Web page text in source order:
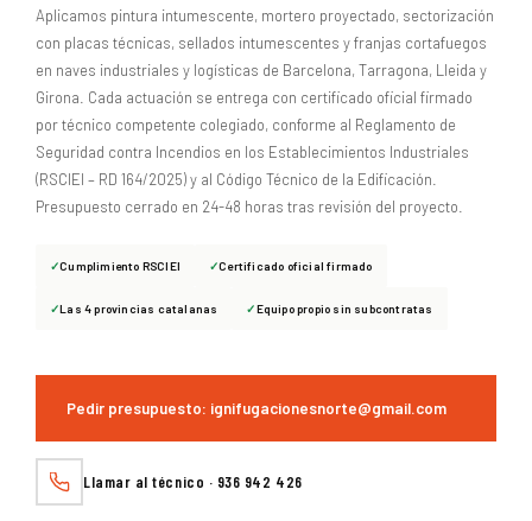
Aplicamos pintura intumescente, mortero proyectado, sectorización
con placas técnicas, sellados intumescentes y franjas cortafuegos
en naves industriales y logísticas de Barcelona, Tarragona, Lleida y
Girona. Cada actuación se entrega con certificado oficial firmado
por técnico competente colegiado, conforme al Reglamento de
Seguridad contra Incendios en los Establecimientos Industriales
(RSCIEI – RD 164/2025) y al Código Técnico de la Edificación.
Presupuesto cerrado en 24-48 horas tras revisión del proyecto.
Cumplimiento RSCIEI Certificado oficial firmado
Las 4 provincias catalanas Equipo propio sin subcontratas
Pedir presupuesto: ignifugacionesnorte@gmail.com
Llamar al técnico · 936 942 426